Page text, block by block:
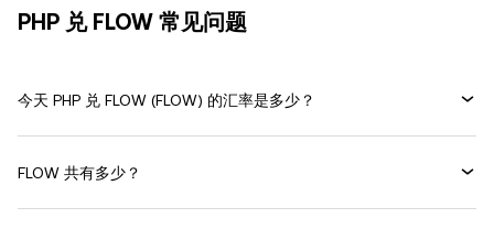
PHP 兑 FLOW 常见问题
今天 PHP 兑 FLOW (FLOW) 的汇率是多少？
FLOW 共有多少？